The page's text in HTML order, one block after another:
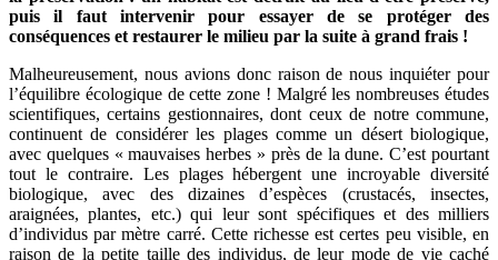
puis il faut intervenir pour essayer de se protéger des
conséquences et restaurer le milieu par la suite à grand frais !
Malheureusement, nous avions donc raison de nous inquiéter pour
l’équilibre écologique de cette zone ! Malgré les nombreuses études
scientifiques, certains gestionnaires, dont ceux de notre commune,
continuent de considérer les plages comme un désert biologique,
avec quelques « mauvaises herbes » près de la dune. C’est pourtant
tout le contraire. Les plages hébergent une incroyable diversité
biologique, avec des dizaines d’espèces (crustacés, insectes,
araignées, plantes, etc.) qui leur sont spécifiques et des milliers
d’individus par mètre carré. Cette richesse est certes peu visible, en
raison de la petite taille des individus, de leur mode de vie caché